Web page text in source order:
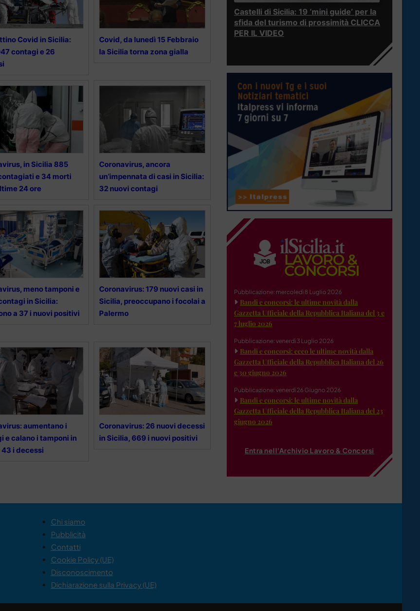
Covid in Sicilia:
contagi e 26
Covid, da lunedì 15 Febbraio
la Sicilia torna zona gialla
in Sicilia 885
e 34 morti
24 ore
Coronavirus, ancora
un’impennata di casi in Sicilia:
32 nuovi contagi
meno tamponi e
in Sicilia:
a 37 i nuovi positivi
Coronavirus: 179 nuovi casi in
Sicilia, preoccupano i focolai a
Palermo
aumentano i
e calano i tamponi in
i decessi
Coronavirus: 26 nuovi decessi
in Sicilia, 669 i nuovi positivi
Castelli di Sicilia: 19 ‘mini guide’ per la
sfida del turismo di prossimità CLICCA
PER IL VIDEO
Pubblicazione: mercoledì 8 Luglio 2026
Bandi e concorsi: le ultime novità dalla
Gazzetta Ufficiale della Repubblica Italiana del 3 e
7 luglio 2026
Pubblicazione: venerdì 3 Luglio 2026
Bandi e concorsi: ecco le ultime novità dalla
Gazzetta Ufficiale della Repubblica Italiana del 26
e 30 giugno 2026
Pubblicazione: venerdì 26 Giugno 2026
Bandi e concorsi: le ultime novità dalla
Gazzetta Ufficiale della Repubblica Italiana del 23
giugno 2026
Entra nell'Archivio Lavoro & Concorsi
Chi siamo
Pubblicità
Contatti
Cookie Policy (UE)
Disconoscimento
Dichiarazione sulla Privacy (UE)